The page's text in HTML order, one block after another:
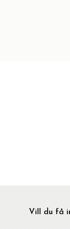
Vill du få